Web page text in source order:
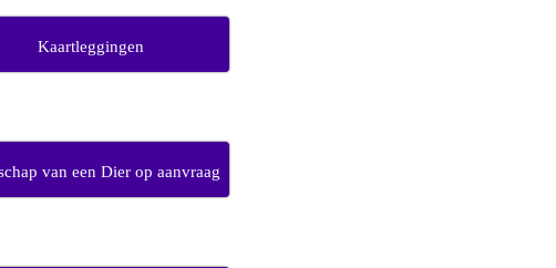
Kaartleggingen
van een Dier op aanvraag